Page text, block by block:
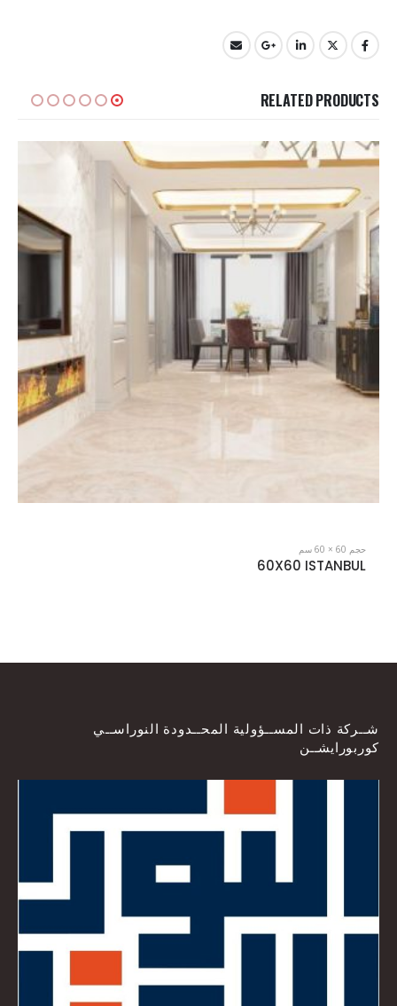
RELATED PRODUCTS
حجم 60 × 60 سم
60X60 TASSILI
شــركة ذات المســؤولية المحــدودة النوراســي
كوربورايشــن